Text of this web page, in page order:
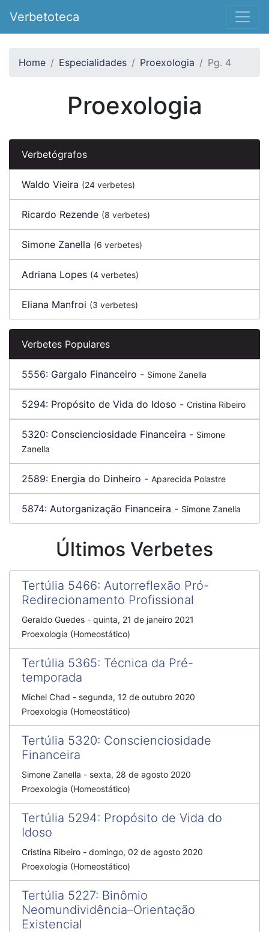
Verbetoteca
Home Especialidades Proexologia Pg. 4
Proexologia
Verbetógrafos
Waldo Vieira (24 verbetes)
Ricardo Rezende (8 verbetes)
Simone Zanella (6 verbetes)
Adriana Lopes (4 verbetes)
Eliana Manfroi (3 verbetes)
Verbetes Populares
5556: Gargalo Financeiro - Simone Zanella
5294: Propósito de Vida do Idoso - Cristina Ribeiro
5320: Conscienciosidade Financeira - Simone
Zanella
2589: Energia do Dinheiro - Aparecida Polastre
5874: Autorganização Financeira - Simone Zanella
Últimos Verbetes
Tertúlia 5466: Autorreflexão Pró-
Redirecionamento Profissional
Geraldo Guedes - quinta, 21 de janeiro 2021
Proexologia (Homeostático)
Tertúlia 5365: Técnica da Pré-
temporada
Michel Chad - segunda, 12 de outubro 2020
Proexologia (Homeostático)
Tertúlia 5320: Conscienciosidade
Financeira
Simone Zanella - sexta, 28 de agosto 2020
Proexologia (Homeostático)
Tertúlia 5294: Propósito de Vida do
Idoso
Cristina Ribeiro - domingo, 02 de agosto 2020
Proexologia (Homeostático)
Tertúlia 5227: Binômio
Neomundividência–Orientação
Existencial